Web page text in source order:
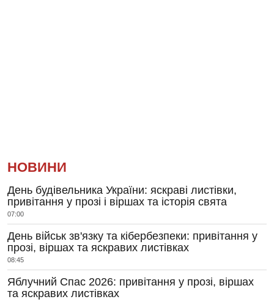
НОВИНИ
День будівельника України: яскраві листівки,
привітання у прозі і віршах та історія свята
07:00
День військ зв'язку та кібербезпеки: привітання у
прозі, віршах та яскравих листівках
08:45
Яблучний Спас 2026: привітання у прозі, віршах
та яскравих листівках